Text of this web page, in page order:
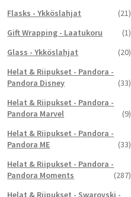
Flasks - Ykköslahjat
(21)
Gift Wrapping - Laatukoru
(1)
Glass - Ykköslahjat
(20)
Helat & Riipukset - Pandora -
Pandora Disney
(33)
Helat & Riipukset - Pandora -
Pandora Marvel
(9)
Helat & Riipukset - Pandora -
Pandora ME
(33)
Helat & Riipukset - Pandora -
Pandora Moments
(287)
Helat & Riipukset - Swarovski -